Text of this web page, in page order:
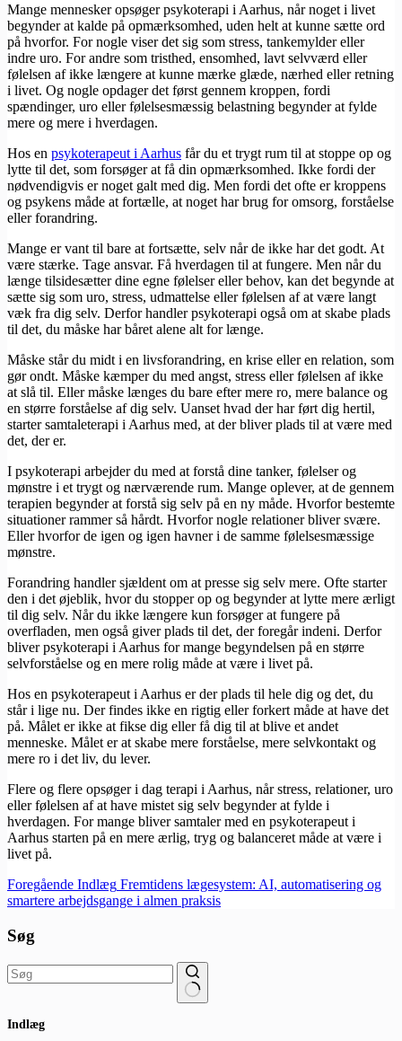
Mange mennesker opsøger psykoterapi i Aarhus, når noget i livet
begynder at kalde på opmærksomhed, uden helt at kunne sætte ord
på hvorfor. For nogle viser det sig som stress, tankemylder eller
indre uro. For andre som tristhed, ensomhed, lavt selvværd eller
følelsen af ikke længere at kunne mærke glæde, nærhed eller retning
i livet. Og nogle opdager det først gennem kroppen, fordi
spændinger, uro eller følelsesmæssig belastning begynder at fylde
mere og mere i hverdagen.
Hos en psykoterapeut i Aarhus får du et trygt rum til at stoppe op og
lytte til det, som forsøger at få din opmærksomhed. Ikke fordi der
nødvendigvis er noget galt med dig. Men fordi det ofte er kroppens
og psykens måde at fortælle, at noget har brug for omsorg, forståelse
eller forandring.
Mange er vant til bare at fortsætte, selv når de ikke har det godt. At
være stærke. Tage ansvar. Få hverdagen til at fungere. Men når du
længe tilsidesætter dine egne følelser eller behov, kan det begynde at
sætte sig som uro, stress, udmattelse eller følelsen af at være langt
væk fra dig selv. Derfor handler psykoterapi også om at skabe plads
til det, du måske har båret alene alt for længe.
Måske står du midt i en livsforandring, en krise eller en relation, som
gør ondt. Måske kæmper du med angst, stress eller følelsen af ikke
at slå til. Eller måske længes du bare efter mere ro, mere balance og
en større forståelse af dig selv. Uanset hvad der har ført dig hertil,
starter samtaleterapi i Aarhus med, at der bliver plads til at være med
det, der er.
I psykoterapi arbejder du med at forstå dine tanker, følelser og
mønstre i et trygt og nærværende rum. Mange oplever, at de gennem
terapien begynder at forstå sig selv på en ny måde. Hvorfor bestemte
situationer rammer så hårdt. Hvorfor nogle relationer bliver svære.
Eller hvorfor de igen og igen havner i de samme følelsesmæssige
mønstre.
Forandring handler sjældent om at presse sig selv mere. Ofte starter
den i det øjeblik, hvor du stopper op og begynder at lytte mere ærligt
til dig selv. Når du ikke længere kun forsøger at fungere på
overfladen, men også giver plads til det, der foregår indeni. Derfor
bliver psykoterapi i Aarhus for mange begyndelsen på en større
selvforståelse og en mere rolig måde at være i livet på.
Hos en psykoterapeut i Aarhus er der plads til hele dig og det, du
står i lige nu. Der findes ikke en rigtig eller forkert måde at have det
på. Målet er ikke at fikse dig eller få dig til at blive et andet
menneske. Målet er at skabe mere forståelse, mere selvkontakt og
mere ro i det liv, du lever.
Flere og flere opsøger i dag terapi i Aarhus, når stress, relationer, uro
eller følelsen af at have mistet sig selv begynder at fylde i
hverdagen. For mange bliver samtaler med en psykoterapeut i
Aarhus starten på en mere ærlig, tryg og balanceret måde at være i
livet på.
Foregående Indlæg Fremtidens lægesystem: AI, automatisering og
smartere arbejdsgange i almen praksis
Søg
resultater
Indlæg